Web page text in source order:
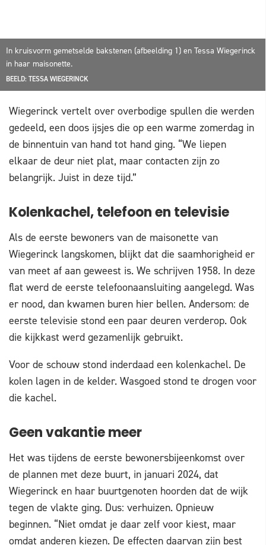
In kruisvorm gemetselde bakstenen (afbeelding 1) en Tessa Wiegerinck
in haar maisonette.
BEELD: TESSA WIEGERINCK
Wiegerinck vertelt over overbodige spullen die werden
gedeeld, een doos ijsjes die op een warme zomerdag in
de binnentuin van hand tot hand ging. “We liepen
elkaar de deur niet plat, maar contacten zijn zo
belangrijk. Juist in deze tijd.”
Kolenkachel, telefoon en televisie
Als de eerste bewoners van de maisonette van
Wiegerinck langskomen, blijkt dat die saamhorigheid er
van meet af aan geweest is. We schrijven 1958. In deze
flat werd de eerste telefoonaansluiting aangelegd. Was
er nood, dan kwamen buren hier bellen. Andersom: de
eerste televisie stond een paar deuren verderop. Ook
die kijkkast werd gezamenlijk gebruikt.
Voor de schouw stond inderdaad een kolenkachel. De
kolen lagen in de kelder. Wasgoed stond te drogen voor
die kachel.
Geen vakantie meer
Het was tijdens de eerste bewonersbijeenkomst over
de plannen met deze buurt, in januari 2024, dat
Wiegerinck en haar buurtgenoten hoorden dat de wijk
tegen de vlakte ging. Dus: verhuizen. Opnieuw
beginnen. “Niet omdat je daar zelf voor kiest, maar
omdat anderen kiezen. De effecten daarvan zijn best